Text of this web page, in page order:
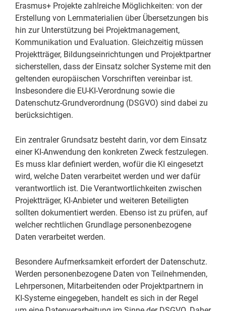
Erasmus+ Projekte zahlreiche Möglichkeiten: von der
Erstellung von Lernmaterialien über Übersetzungen bis
hin zur Unterstützung bei Projektmanagement,
Kommunikation und Evaluation. Gleichzeitig müssen
Projektträger, Bildungseinrichtungen und Projektpartner
sicherstellen, dass der Einsatz solcher Systeme mit den
geltenden europäischen Vorschriften vereinbar ist.
Insbesondere die EU-KI-Verordnung sowie die
Datenschutz-Grundverordnung (DSGVO) sind dabei zu
berücksichtigen.
Ein zentraler Grundsatz besteht darin, vor dem Einsatz
einer KI-Anwendung den konkreten Zweck festzulegen.
Es muss klar definiert werden, wofür die KI eingesetzt
wird, welche Daten verarbeitet werden und wer dafür
verantwortlich ist. Die Verantwortlichkeiten zwischen
Projektträger, KI-Anbieter und weiteren Beteiligten
sollten dokumentiert werden. Ebenso ist zu prüfen, auf
welcher rechtlichen Grundlage personenbezogene
Daten verarbeitet werden.
Besondere Aufmerksamkeit erfordert der Datenschutz.
Werden personenbezogene Daten von Teilnehmenden,
Lehrpersonen, Mitarbeitenden oder Projektpartnern in
KI-Systeme eingegeben, handelt es sich in der Regel